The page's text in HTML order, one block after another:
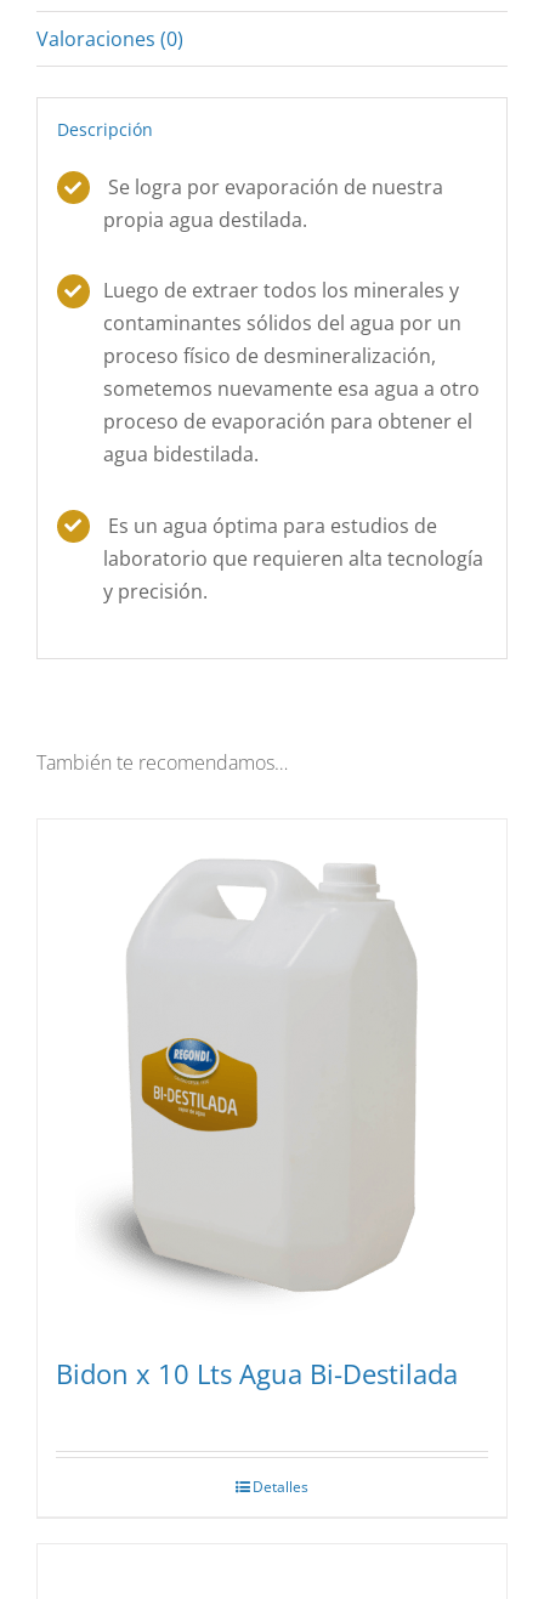
Valoraciones (0)
Descripción
Se logra por evaporación de nuestra
propia agua destilada.
Luego de extraer todos los minerales y
contaminantes sólidos del agua por un
proceso físico de desmineralización,
sometemos nuevamente esa agua a otro
proceso de evaporación para obtener el
agua bidestilada.
Es un agua óptima para estudios de
laboratorio que requieren alta tecnología
y precisión.
También te recomendamos…
Bidon x 10 Lts Agua Bi-Destilada
Detalles